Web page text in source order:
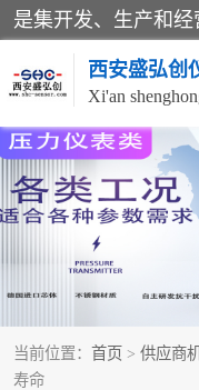
西安盛弘创
当前位置： 首页 > 供应商
寿命
称重传感器
压力变送器
液位变送器
位移传感器